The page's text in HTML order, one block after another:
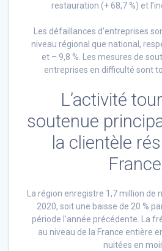
restauration (+ 68,7 %) et
Les défaillances d’entreprises
niveau régional que national,
et – 9,8 %. Les mesures de
entreprises en difficulté sont
L’activité
soutenue
la clientèle
La région enregistre 1,7 million de
2020, soit une baisse de 20 %
période l’année précédente. La
au niveau de la France entière
nuitées en